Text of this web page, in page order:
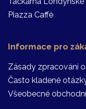
Piazza Caffè
Informace pro
Zásady zpracování
Často kladené
Všeobecné